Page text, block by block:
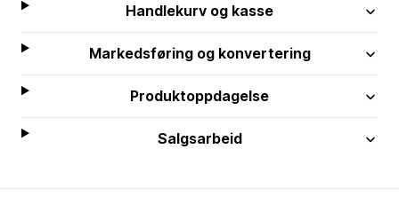
Handlekurv og kasse
Markedsføring og konvertering
Produktoppdagelse
Salgsarbeid